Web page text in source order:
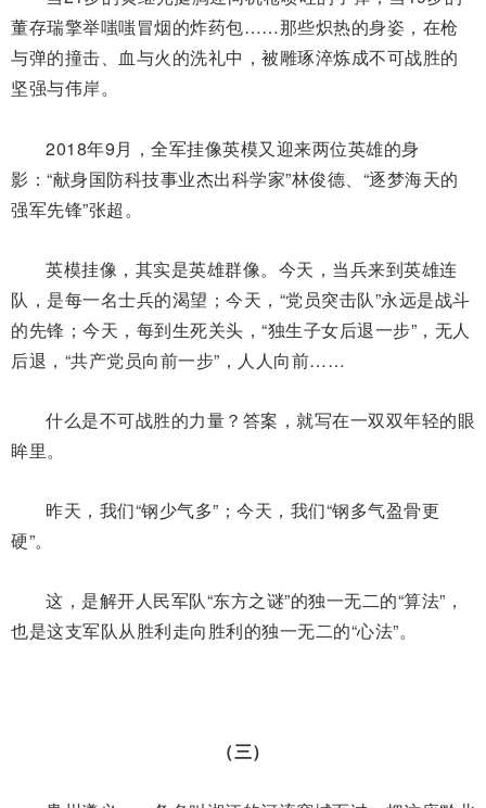
董存瑞擎举嗤嗤冒烟的炸药包……那些炽热的身姿，在枪
与弹的撞击、血与火的洗礼中，被雕琢淬炼成不可战胜的
坚强与伟岸。
2018年9月，全军挂像英模又迎来两位英雄的身
影：“献身国防科技事业杰出科学家”林俊德、“逐梦海天的
强军先锋”张超。
英模挂像，其实是英雄群像。今天，当兵来到英雄连
队，是每一名士兵的渴望；今天，“党员突击队”永远是战斗
的先锋；今天，每到生死关头，“独生子女后退一步”，无人
后退，“共产党员向前一步”，人人向前……
什么是不可战胜的力量？答案，就写在一双双年轻的眼
眸里。
昨天，我们“钢少气多”；今天，我们“钢多气盈骨更
硬”。
这，是解开人民军队“东方之谜”的独一无二的“算法”，
也是这支军队从胜利走向胜利的独一无二的“心法”。
（三）